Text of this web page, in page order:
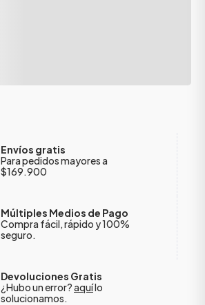
Envíos gratis
Para pedidos mayores a
$169.900
Múltiples Medios de Pago
Compra fácil, rápido y 100%
seguro.
Devoluciones Gratis
¿Hubo un error?aquílo
solucionamos.